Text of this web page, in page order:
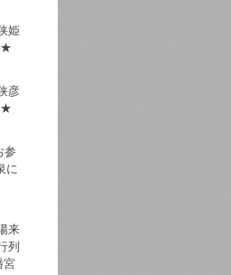
姫
彦
参
に
来
列
宮